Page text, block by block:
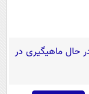
حال ماهیگیری در